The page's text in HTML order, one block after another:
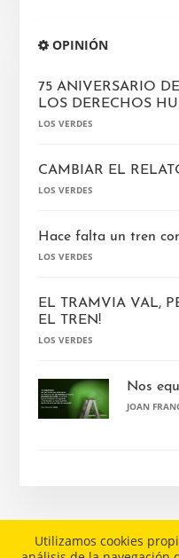
principal
OPINIÓN
75 ANIVERSARIO
LOS DERECHOS
LOS VERDES
CAMBIAR EL
LOS VERDES
Hace falta un tren
LOS VERDES
EL TRAMVIA VAL,
EL TREN!
LOS VERDES
Nos
JOAN
Utilizamos cookies